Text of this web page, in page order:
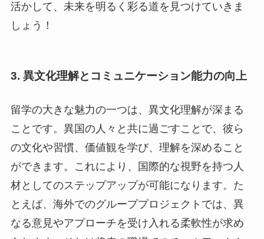
活かして、未来を明るく彩る道を見つけていきま
しょう！
3. 異文化理解とコミュニケーション能力の向上
留学の大きな魅力の一つは、異文化理解が深まる
ことです。異国の人々と共に過ごすことで、彼ら
の文化や習慣、価値観を学び、理解を深めること
ができます。これにより、国際的な視野を持つ人
材としてのステップアップが可能になります。た
とえば、海外でのグループプロジェクトでは、異
なる意見やアプローチを受け入れる柔軟性が求め